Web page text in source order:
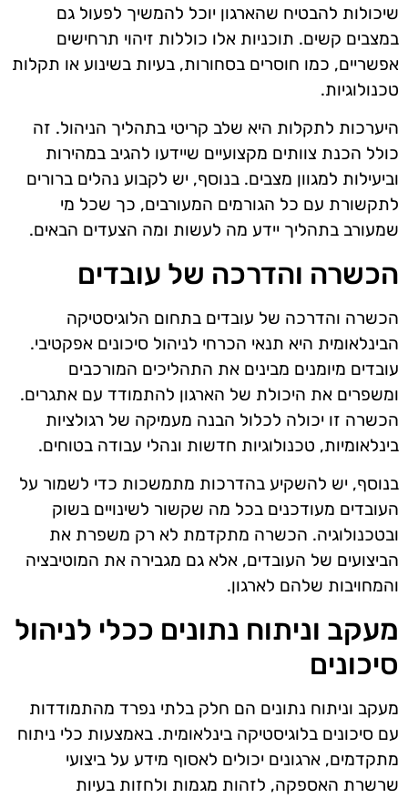
שיכולות להבטיח שהארגון יוכל להמשיך לפעול גם
במצבים קשים. תוכניות אלו כוללות זיהוי תרחישים
אפשריים, כמו חוסרים בסחורות, בעיות בשינוע או תקלות
טכנולוגיות.
היערכות לתקלות היא שלב קריטי בתהליך הניהול. זה
כולל הכנת צוותים מקצועיים שיידעו להגיב במהירות
וביעילות למגוון מצבים. בנוסף, יש לקבוע נהלים ברורים
לתקשורת עם כל הגורמים המעורבים, כך שכל מי
שמעורב בתהליך יידע מה לעשות ומה הצעדים הבאים.
הכשרה והדרכה של עובדים
הכשרה והדרכה של עובדים בתחום הלוגיסטיקה
הבינלאומית היא תנאי הכרחי לניהול סיכונים אפקטיבי.
עובדים מיומנים מבינים את התהליכים המורכבים
ומשפרים את היכולת של הארגון להתמודד עם אתגרים.
הכשרה זו יכולה לכלול הבנה מעמיקה של רגולציות
בינלאומיות, טכנולוגיות חדשות ונהלי עבודה בטוחים.
בנוסף, יש להשקיע בהדרכות מתמשכות כדי לשמור על
העובדים מעודכנים בכל מה שקשור לשינויים בשוק
ובטכנולוגיה. הכשרה מתקדמת לא רק משפרת את
הביצועים של העובדים, אלא גם מגבירה את המוטיבציה
והמחויבות שלהם לארגון.
מעקב וניתוח נתונים ככלי לניהול
סיכונים
מעקב וניתוח נתונים הם חלק בלתי נפרד מהתמודדות
עם סיכונים בלוגיסטיקה בינלאומית. באמצעות כלי ניתוח
מתקדמים, ארגונים יכולים לאסוף מידע על ביצועי
שרשרת האספקה, לזהות מגמות ולחזות בעיות